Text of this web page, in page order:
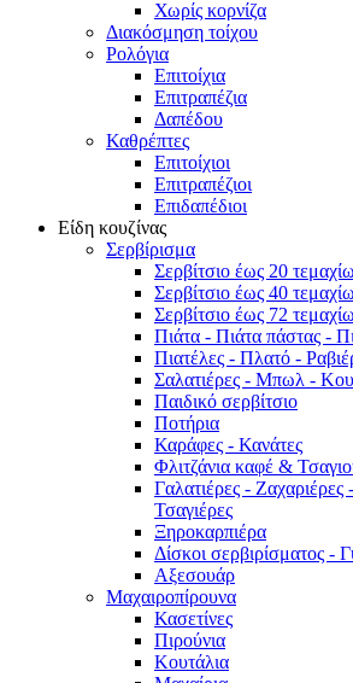
Χωρίς κορνίζα
Διακόσμηση τοίχου
Ρολόγια
Επιτοίχια
Επιτραπέζια
Δαπέδου
Καθρέπτες
Επιτοίχιοι
Επιτραπέζιοι
Επιδαπέδιοι
Είδη κουζίνας
Σερβίρισμα
Σερβίτσιο έως 20
Σερβίτσιο έως 40
Σερβίτσιο έως 72
Πιάτα - Πιάτα πάστας -
Πιατέλες - Πλατό -
Σαλατιέρες - Μπωλ -
Παιδικό σερβίτσιο
Ποτήρια
Καράφες - Κανάτες
Φλιτζάνια καφέ &
Γαλατιέρες - Ζαχαριέρες
Τσαγιέρες
Ξηροκαρπιέρα
Δίσκοι σερβιρίσματος -
Αξεσουάρ
Μαχαιροπίρουνα
Κασετίνες
Πιρούνια
Κουτάλια